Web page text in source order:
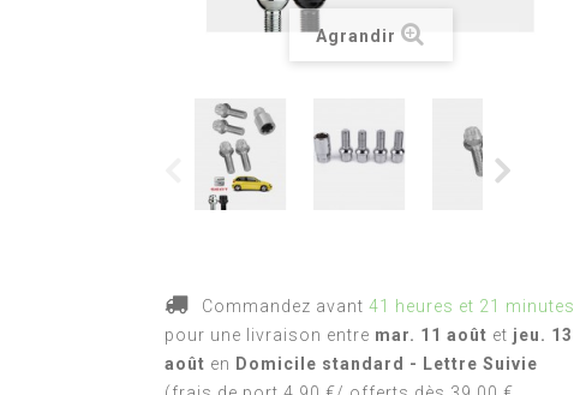
Agrandir
Commandez avant 41 heures et 21 minutes
pour une livraison entre mar. 11 août et jeu. 13
août en Domicile standard - Lettre Suivie